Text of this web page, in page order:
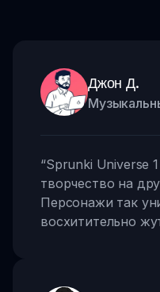
Джон Д.
“Sprunki Universe
творчество на
Персонажи так
восхитительно